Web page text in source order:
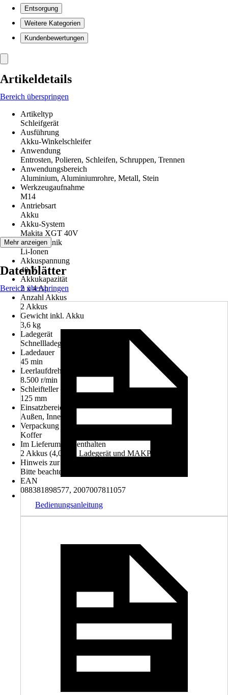
Entsorgung
Weitere Kategorien
Kundenbewertungen
Artikeldetails
Bereich überspringen
Artikeltyp
Schleifgerät
Ausführung
Akku-Winkelschleifer
Anwendung
Entrosten, Polieren, Schleifen, Schruppen, Trennen
Anwendungsbereich
Aluminium, Aluminiumrohre, Metall, Stein
Werkzeugaufnahme
M14
Antriebsart
Akku
Akku-System
Makita XGT 40V
Akkutechnik
Li-Ionen
Akkuspannung
40 V
Akkukapazität
2 x 4 Ah
Anzahl Akkus
2 Akkus
Gewicht inkl. Akku
3,6 kg
Ladegerät
Schnellladegerät
Ladedauer
45 min
Leerlaufdrehzahl
8.500 r/min
Schleifteller
125 mm
Einsatzbereich
Außen, Innen
Verpackung
Koffer
Im Lieferumfang enthalten
2 Akkus (4,0Ah), Ladegerät und MAKPAC Gr. 4
Hinweis zur Entsorgung
Bitte beachte die Hinweise zur Entsorgung
EAN
088381898577, 2007007811057
Mehr anzeigen
Datenblätter
Bereich überspringen
Bedienungsanleitung